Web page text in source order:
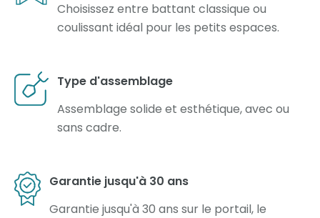
Choisissez entre battant classique ou
coulissant idéal pour les petits espaces.
Type d'assemblage
Assemblage solide et esthétique, avec ou
sans cadre.
Garantie jusqu'à 30 ans
Garantie jusqu'à 30 ans sur le portail, le